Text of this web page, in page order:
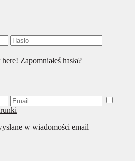
here! Zapomniałeś hasła?
w wiadomości email